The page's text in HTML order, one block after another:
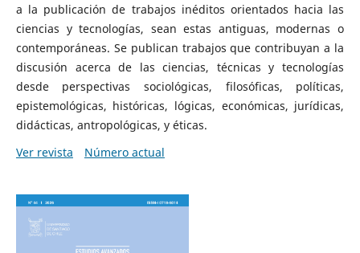
a la publicación de trabajos inéditos orientados hacia las
ciencias y tecnologías, sean estas antiguas, modernas o
contemporáneas. Se publican trabajos que contribuyan a la
discusión acerca de las ciencias, técnicas y tecnologías
desde perspectivas sociológicas, filosóficas, políticas,
epistemológicas, históricas, lógicas, económicas, jurídicas,
didácticas, antropológicas, y éticas.
Ver revista
Número actual